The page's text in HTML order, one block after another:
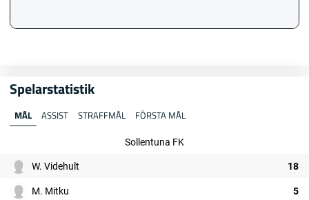
Spelarstatistik
MÅL ASSIST STRAFFMÅL FÖRSTA MÅL
Sollentuna FK
W. Videhult 18
M. Mitku 5